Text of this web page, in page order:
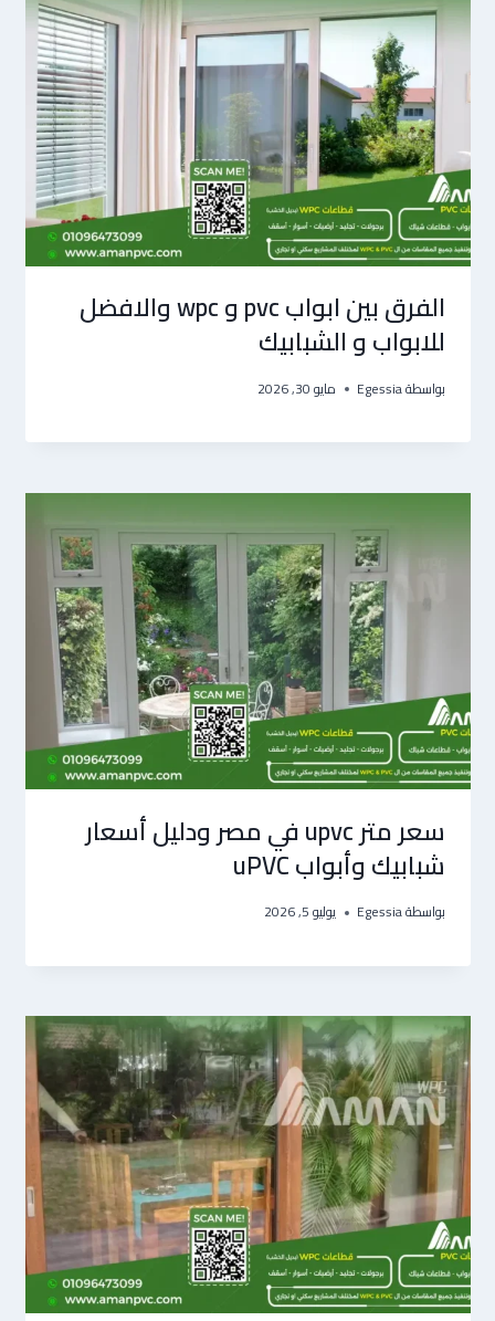
الفرق بين ابواب pvc و wpc والافضل
للابواب و الشبابيك
بواسطةEgessia مايو 30, 2026
سعر متر upvc في مصر ودليل أسعار
شبابيك وأبواب uPVC
بواسطةEgessia يوليو 5, 2026